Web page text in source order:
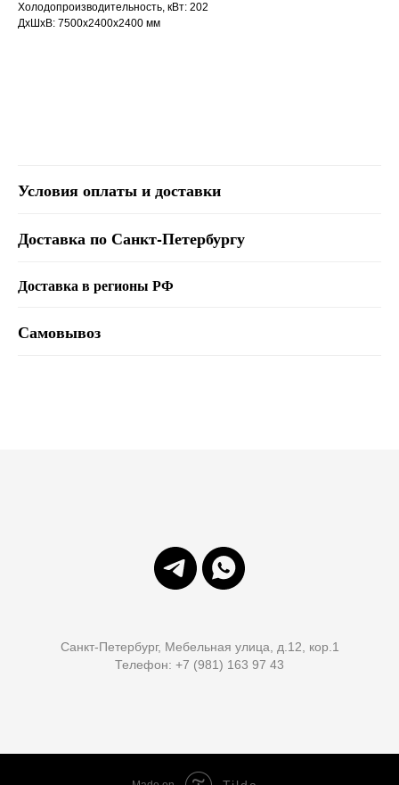
Холодопроизводительность, кВт: 202
ДxШxВ: 7500x2400x2400 мм
Условия оплаты и доставки
Доставка по Санкт-Петербургу
Доставка в регионы РФ
Самовывоз
Санкт-Петербург, Мебельная улица, д.12, кор.1
Телефон: +7 (981) 163 97 43